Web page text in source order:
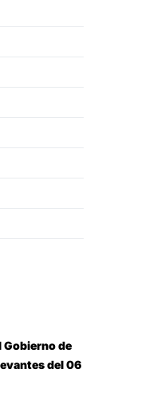
Gobierno de
del 06